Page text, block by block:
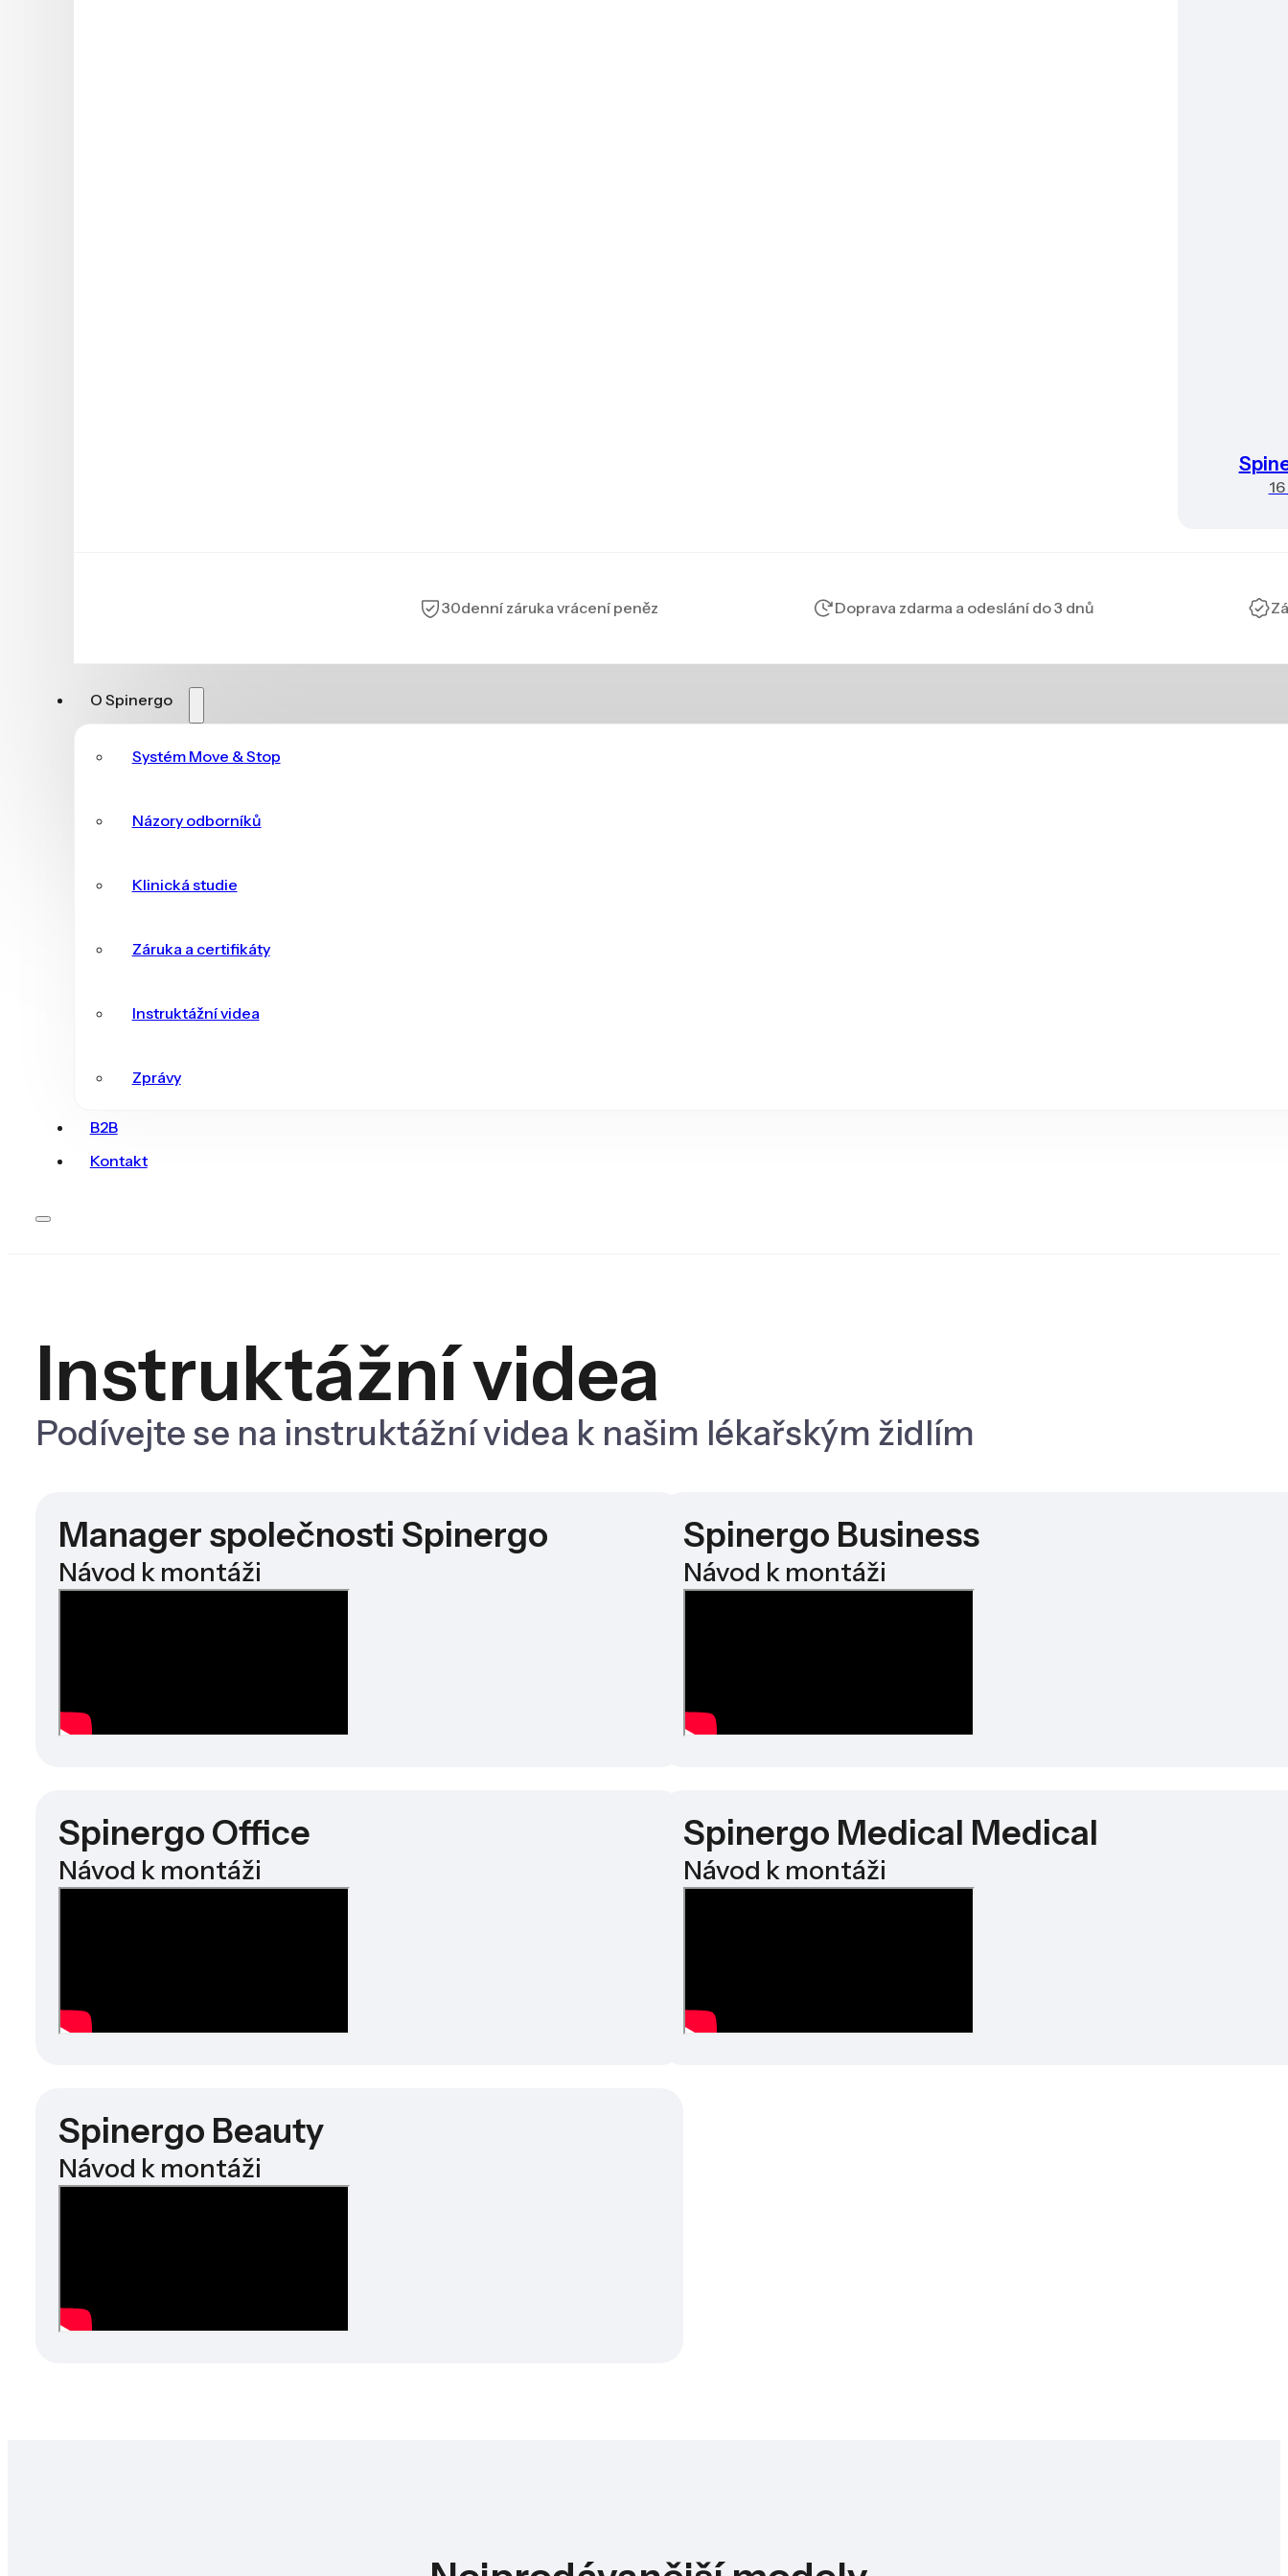
30denní záruka vrácení peněz Doprava zdarma a odeslání do 3 dnů
O Spinergo
Systém Move & Stop
Názory odborníků
Klinická studie
Záruka a certifikáty
Instruktážní videa
Zprávy
B2B
Kontakt
Instruktážní videa
Podívejte se na instruktážní videa k našim lékařským židlím
Manager společnosti Spinergo
Návod k montáži
Spinergo Business
Návod k montáži
Spinergo Office
Návod k montáži
Spinergo Medical Medical
Návod k montáži
Spinergo Beauty
Návod k montáži